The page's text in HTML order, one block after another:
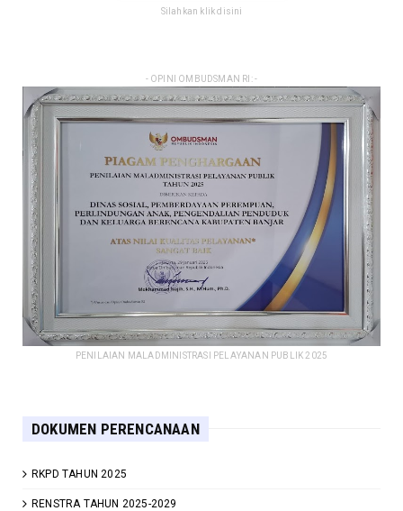
Silahkan klik disini
- OPINI OMBUDSMAN RI: -
PENILAIAN MALADMINISTRASI PELAYANAN PUBLIK 2025
DOKUMEN PERENCANAAN
RKPD TAHUN 2025
RENSTRA TAHUN 2025-2029